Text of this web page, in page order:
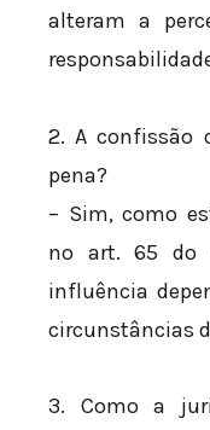
alteram a
2. A confissão
pena?
– Sim, como
no art. 65 do
influência
circunstâncias
3. Como a